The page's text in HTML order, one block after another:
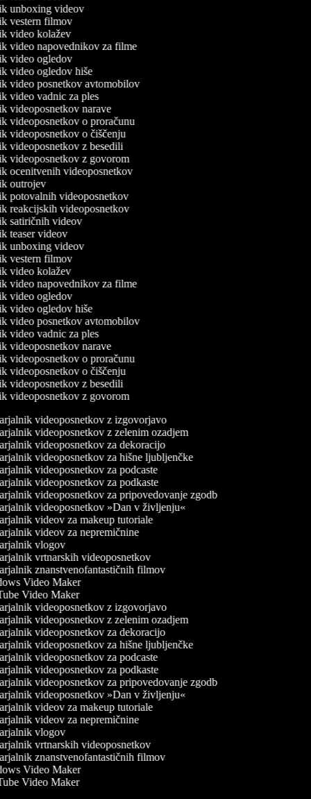
unboxing videov
vestern filmov
video kolažev
video napovednikov za filme
video ogledov
video ogledov hiše
video posnetkov avtomobilov
video vadnic za ples
videoposnetkov narave
videoposnetkov o proračunu
videoposnetkov o čiščenju
videoposnetkov z besedili
videoposnetkov z govorom
ocenitvenih videoposnetkov
outrojev
potovalnih videoposnetkov
reakcijskih videoposnetkov
satiričnih videov
teaser videov
unboxing videov
vestern filmov
video kolažev
video napovednikov za filme
video ogledov
video ogledov hiše
video posnetkov avtomobilov
video vadnic za ples
videoposnetkov narave
videoposnetkov o proračunu
videoposnetkov o čiščenju
videoposnetkov z besedili
videoposnetkov z govorom
videoposnetkov z izgovorjavo
videoposnetkov z zelenim ozadjem
videoposnetkov za dekoracijo
videoposnetkov za hišne ljubljenčke
videoposnetkov za podcaste
videoposnetkov za podkaste
videoposnetkov za pripovedovanje zgodb
videoposnetkov »Dan v življenju«
videov za makeup tutoriale
videov za nepremičnine
vlogov
vrtnarskih videoposnetkov
znanstvenofantastičnih filmov
Video Maker
Video Maker
videoposnetkov z izgovorjavo
videoposnetkov z zelenim ozadjem
videoposnetkov za dekoracijo
videoposnetkov za hišne ljubljenčke
videoposnetkov za podcaste
videoposnetkov za podkaste
videoposnetkov za pripovedovanje zgodb
videoposnetkov »Dan v življenju«
videov za makeup tutoriale
videov za nepremičnine
vlogov
vrtnarskih videoposnetkov
znanstvenofantastičnih filmov
Video Maker
Video Maker